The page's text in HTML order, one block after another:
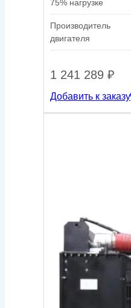
75% нагрузке
Производитель
двигателя
1 241 289 ₽
Добавить к заказу